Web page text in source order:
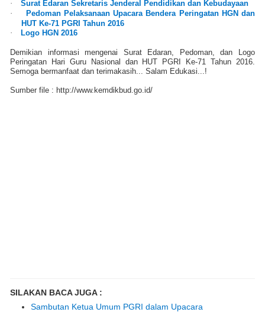
·
Surat Edaran Sekretaris Jenderal Pendidikan dan Kebudayaan
·
Pedoman Pelaksanaan Upacara Bendera Peringatan HGN dan
HUT Ke-71 PGRI Tahun 2016
·
Logo HGN 2016
Demikian informasi mengenai Surat Edaran, Pedoman, dan Logo
Peringatan Hari Guru Nasional dan HUT PGRI Ke-71 Tahun 2016.
Semoga bermanfaat dan terimakasih... Salam Edukasi...!
Sumber file : http://www.kemdikbud.go.id/
SILAKAN BACA JUGA :
Sambutan Ketua Umum PGRI dalam Upacara